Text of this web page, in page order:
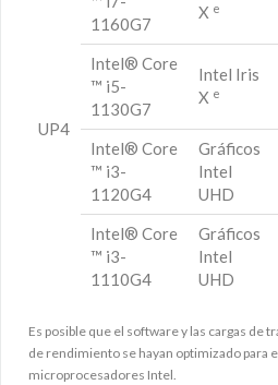
UP4
1160G7
X e
Intel® Core
™ i5-
1130G7
Intel Iris
X e
Intel® Core
™ i3-
1120G4
Gráficos
Intel
UHD
Intel® Core
™ i3-
1110G4
Gráficos
Intel
UHD
Es posible que el software y las cargas de
de rendimiento se hayan optimizado para
microprocesadores Intel.